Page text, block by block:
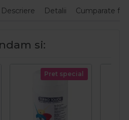
Descriere Detalii Cumparate
si:
Pret special